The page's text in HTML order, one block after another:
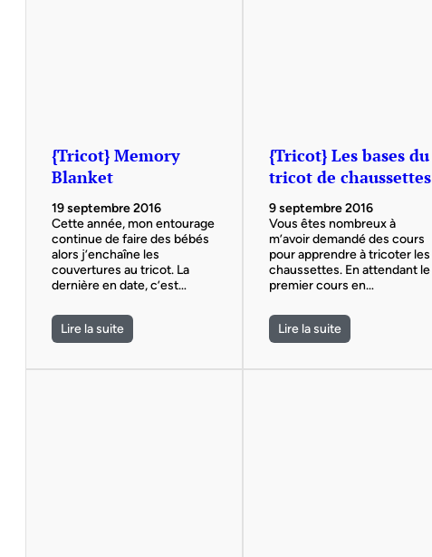
{Tricot} Memory
Blanket
19 septembre 2016
Cette année, mon entourage
continue de faire des bébés
alors j’enchaîne les
couvertures au tricot. La
dernière en date, c’est…
Lire la suite
{Tricot} Les bases du
tricot de chaussettes
9 septembre 2016
Vous êtes nombreux à
m’avoir demandé des cours
pour apprendre à tricoter les
chaussettes. En attendant le
premier cours en…
Lire la suite